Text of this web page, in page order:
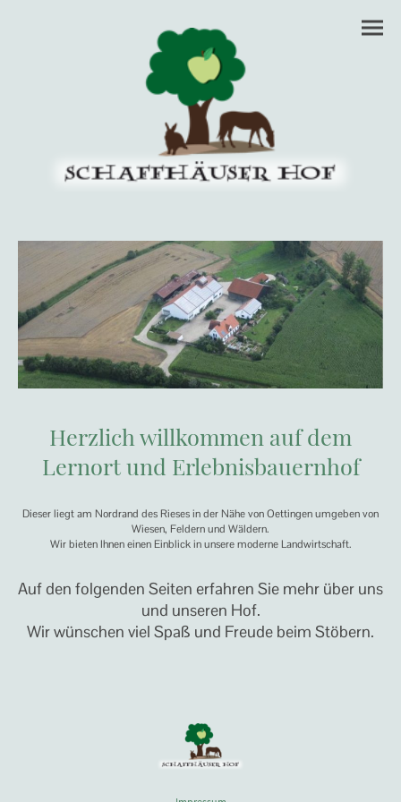
Herzlich willkommen auf dem
Lernort und Erlebnisbauernhof
Dieser liegt am Nordrand des Rieses in der Nähe von Oettingen umgeben von
Wiesen, Feldern und Wäldern.
Wir bieten Ihnen einen Einblick in unsere moderne Landwirtschaft.
Auf den folgenden Seiten erfahren Sie mehr über uns
und unseren Hof.
Wir wünschen viel Spaß und Freude beim Stöbern.